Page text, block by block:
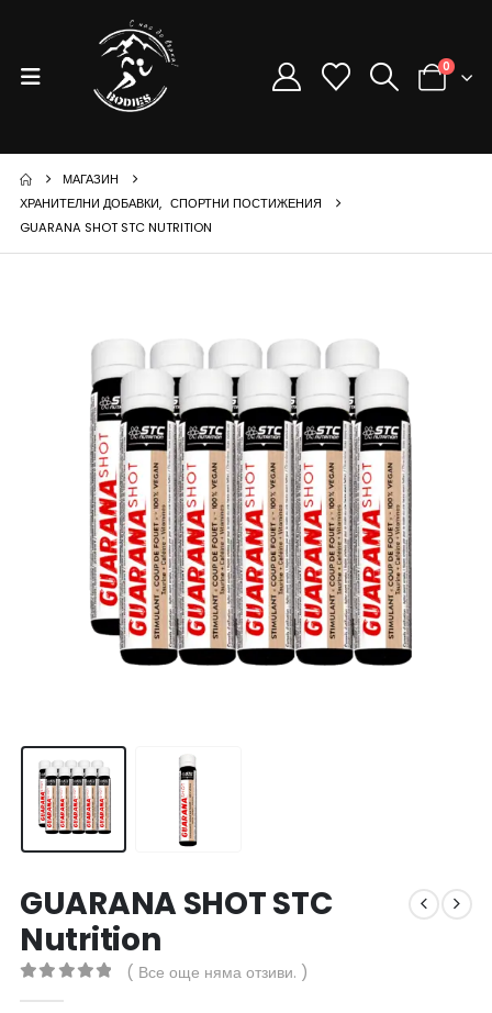
0
МАГАЗИН
ХРАНИТЕЛНИ ДОБАВКИ, СПОРТНИ ПОСТИЖЕНИЯ
GUARANA SHOT STC NUTRITION
GUARANA SHOT STC
Nutrition
( Все още няма отзиви. )